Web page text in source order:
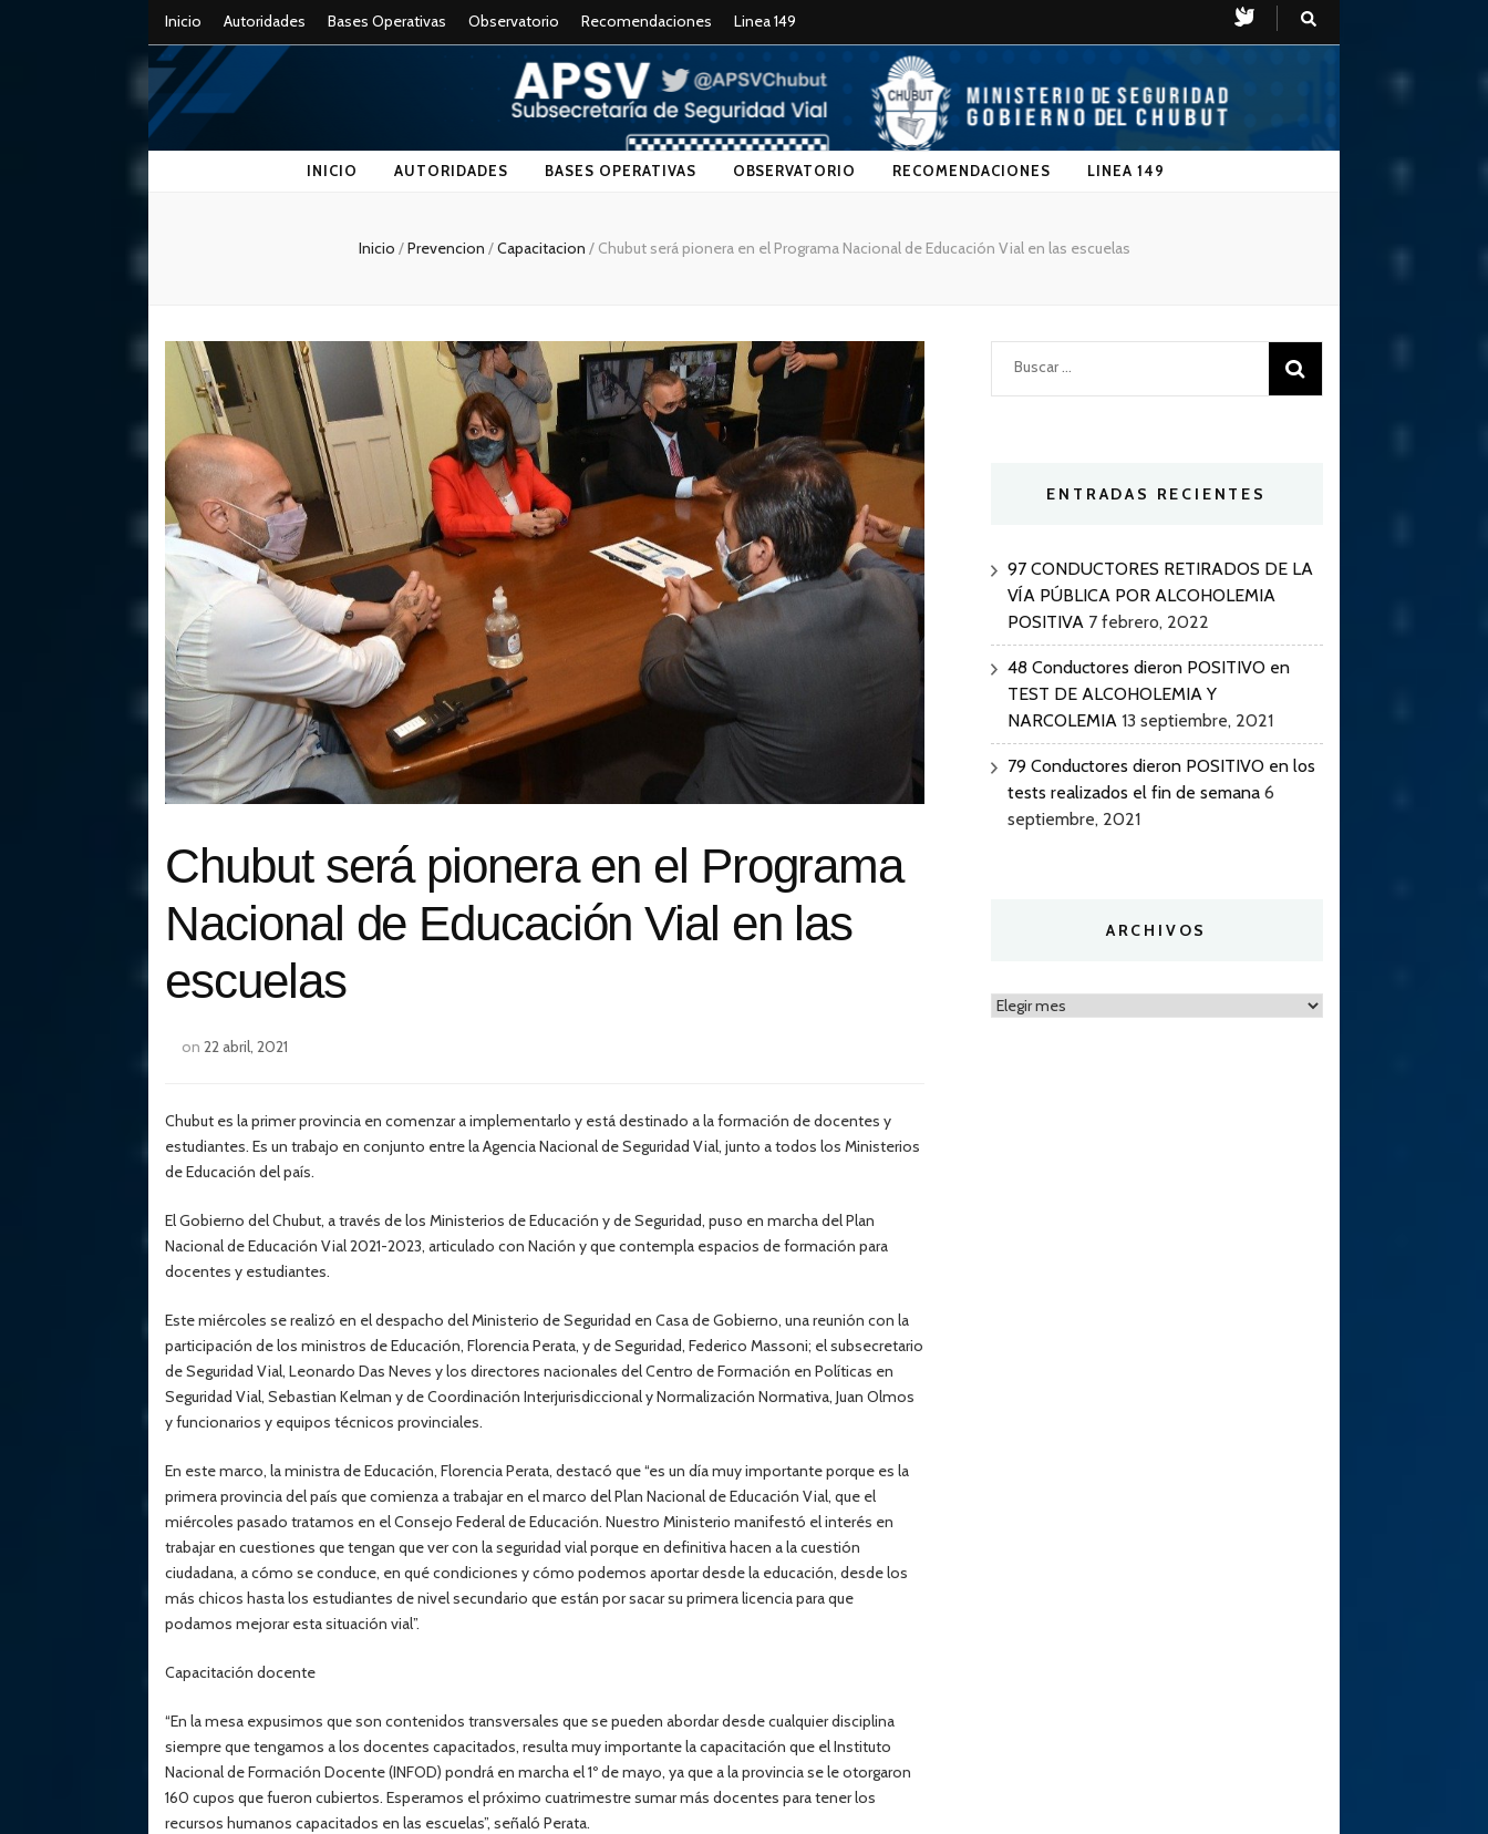
Inicio Autoridades Bases Operativas Observatorio Recomendaciones Linea 149
APSV Chubut
Subsecretaria de Seguridad Vial
INICIO AUTORIDADES BASES OPERATIVAS OBSERVATORIO RECOMENDACIONES LINEA 149
Inicio /Prevencion /Capacitacion / Chubut será pionera en el Programa Nacional de Educación Vial en las escuelas
Chubut será pionera en el Programa
Nacional de Educación Vial en las
escuelas
on22 abril, 2021
Chubut es la primer provincia en comenzar a implementarlo y está destinado a la formación de docentes y
estudiantes. Es un trabajo en conjunto entre la Agencia Nacional de Seguridad Vial, junto a todos los Ministerios
de Educación del país.
El Gobierno del Chubut, a través de los Ministerios de Educación y de Seguridad, puso en marcha del Plan
Nacional de Educación Vial 2021-2023, articulado con Nación y que contempla espacios de formación para
docentes y estudiantes.
Este miércoles se realizó en el despacho del Ministerio de Seguridad en Casa de Gobierno, una reunión con la
participación de los ministros de Educación, Florencia Perata, y de Seguridad, Federico Massoni; el subsecretario
de Seguridad Vial, Leonardo Das Neves y los directores nacionales del Centro de Formación en Políticas en
Seguridad Vial, Sebastian Kelman y de Coordinación Interjurisdiccional y Normalización Normativa, Juan Olmos
y funcionarios y equipos técnicos provinciales.
En este marco, la ministra de Educación, Florencia Perata, destacó que “es un día muy importante porque es la
primera provincia del país que comienza a trabajar en el marco del Plan Nacional de Educación Vial, que el
miércoles pasado tratamos en el Consejo Federal de Educación. Nuestro Ministerio manifestó el interés en
trabajar en cuestiones que tengan que ver con la seguridad vial porque en definitiva hacen a la cuestión
ciudadana, a cómo se conduce, en qué condiciones y cómo podemos aportar desde la educación, desde los
más chicos hasta los estudiantes de nivel secundario que están por sacar su primera licencia para que
podamos mejorar esta situación vial”.
Capacitación docente
“En la mesa expusimos que son contenidos transversales que se pueden abordar desde cualquier disciplina
siempre que tengamos a los docentes capacitados, resulta muy importante la capacitación que el Instituto
Nacional de Formación Docente (INFOD) pondrá en marcha el 1º de mayo, ya que a la provincia se le otorgaron
160 cupos que fueron cubiertos. Esperamos el próximo cuatrimestre sumar más docentes para tener los
recursos humanos capacitados en las escuelas”, señaló Perata.
Buscar:
ENTRADAS RECIENTES
97 CONDUCTORES RETIRADOS DE LA
VÍA PÚBLICA POR ALCOHOLEMIA
POSITIVA 7 febrero, 2022
48 Conductores dieron POSITIVO en
TEST DE ALCOHOLEMIA Y
NARCOLEMIA 13 septiembre, 2021
79 Conductores dieron POSITIVO en los
tests realizados el fin de semana 6
septiembre, 2021
ARCHIVOS
Archivos